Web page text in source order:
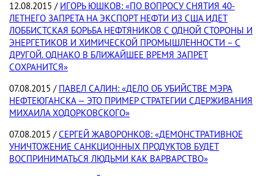
12.08.2015 / ИГОРЬ ЮШКОВ: «ПО ВОПРОСУ СНЯТИЯ 40-
ЛЕТНЕГО ЗАПРЕТА НА ЭКСПОРТ НЕФТИ ИЗ США ИДЕТ
ЛОББИСТСКАЯ БОРЬБА НЕФТЯНИКОВ С ОДНОЙ СТОРОНЫ И
ЭНЕРГЕТИКОВ И ХИМИЧЕСКОЙ ПРОМЫШЛЕННОСТИ – С
ДРУГОЙ. ОДНАКО В БЛИЖАЙШЕЕ ВРЕМЯ ЗАПРЕТ
СОХРАНИТСЯ»
07.08.2015 / ПАВЕЛ САЛИН: «ДЕЛО ОБ УБИЙСТВЕ МЭРА
НЕФТЕЮГАНСКА — ЭТО ПРИМЕР СТРАТЕГИИ СДЕРЖИВАНИЯ
МИХАИЛА ХОДОРКОВСКОГО»
07.08.2015 /СЕРГЕЙ ЖАВОРОНКОВ: «ДЕМОНСТРАТИВНОЕ
УНИЧТОЖЕНИЕ САНКЦИОННЫХ ПРОДУКТОВ БУДЕТ
ВОСПРИНИМАТЬСЯ ЛЮДЬМИ КАК ВАРВАРСТВО»